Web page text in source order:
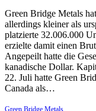
Green Bridge Metals
allerdings kleiner als
platzierte 32.006.000
erzielte damit einen
Angepeilt hatte die
kanadische Dollar.
22. Juli hatte Green
Canada als…
Green Bridge Metals